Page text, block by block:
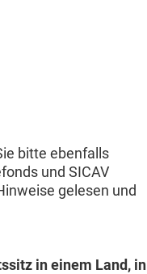
bitte ebenfalls
und SICAV
gelesen und
in einem Land, in